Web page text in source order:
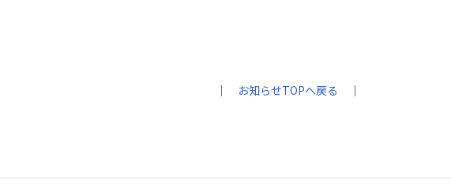
｜ お知らせTOPへ戻る ｜